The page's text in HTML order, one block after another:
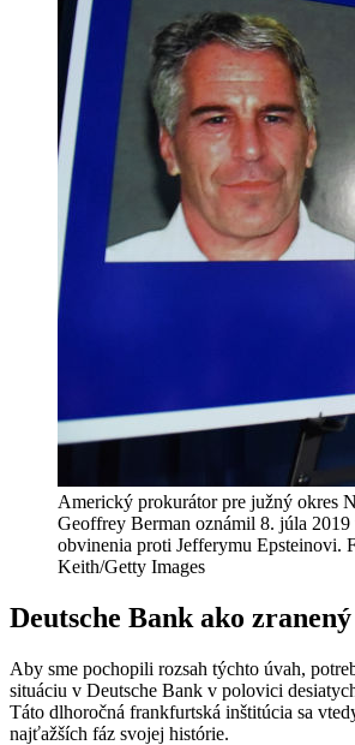
Americký prokurátor pre južný okres
Geoffrey Berman oznámil 8. júla
obvinenia proti Jefferymu Epsteinovi.
Keith/Getty Images
Deutsche Bank ako
Aby sme pochopili rozsah týchto úvah,
situáciu v Deutsche Bank v polovici
Táto dlhoročná frankfurtská inštitúcia sa
najťažších fáz svojej histórie.